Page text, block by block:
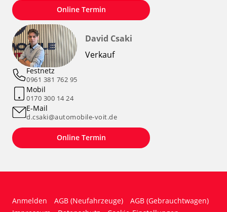
Online Termin
David Csaki
Verkauf
Festnetz
0961 381 762 95
Mobil
0170 300 14 24
E-Mail
d.csaki@automobile-voit.de
Online Termin
Anmelden AGB (Neufahrzeuge)
AGB (Gebrauchtwagen)